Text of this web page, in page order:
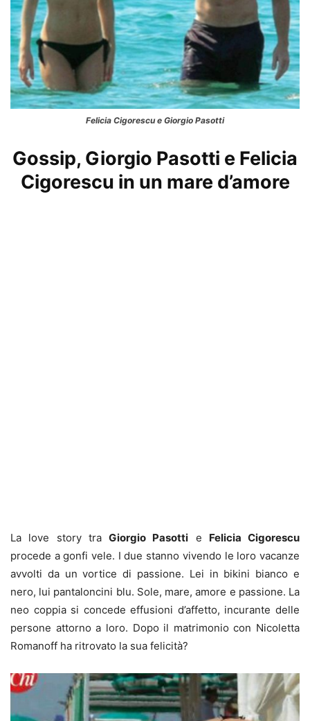
Felicia Cigorescu e Giorgio Pasotti
Gossip, Giorgio Pasotti e Felicia
Cigorescu in un mare d’amore
La love story tra Giorgio Pasotti e Felicia Cigorescu
procede a gonfi vele. I due stanno vivendo le loro vacanze
avvolti da un vortice di passione. Lei in bikini bianco e
nero, lui pantaloncini blu. Sole, mare, amore e passione. La
neo coppia si concede effusioni d’affetto, incurante delle
persone attorno a loro. Dopo il matrimonio con Nicoletta
Romanoff ha ritrovato la sua felicità?